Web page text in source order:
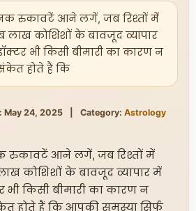
रुकावटें आने लगें, जब रिश्तों में
लाख कोशिशों के बावजूद व्यापार
भी किसी बीमारी का कारण न
होते हैं कि
May 24, 2025 Category: Astrology
रुकावटें आने लगें, जब रिश्तों में
कोशिशों के बावजूद व्यापार में
भी किसी बीमारी का कारण न
होते हैं कि आपकी समस्या सिर्फ